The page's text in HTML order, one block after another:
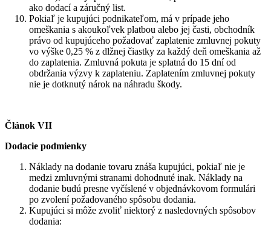
ako dodací a záručný list.
Pokiaľ je kupujúci podnikateľom, má v prípade jeho
omeškania s akoukoľvek platbou alebo jej časti, obchodník
právo od kupujúceho požadovať zaplatenie zmluvnej pokuty
vo výške 0,25 % z dlžnej čiastky za každý deň omeškania až
do zaplatenia. Zmluvná pokuta je splatná do 15 dní od
obdržania výzvy k zaplateniu. Zaplatením zmluvnej pokuty
nie je dotknutý nárok na náhradu škody.
Článok VII
Dodacie podmienky
Náklady na dodanie tovaru znáša kupujúci, pokiaľ nie je
medzi zmluvnými stranami dohodnuté inak. Náklady na
dodanie budú presne vyčíslené v objednávkovom formulári
po zvolení požadovaného spôsobu dodania.
Kupujúci si môže zvoliť niektorý z nasledovných spôsobov
dodania: